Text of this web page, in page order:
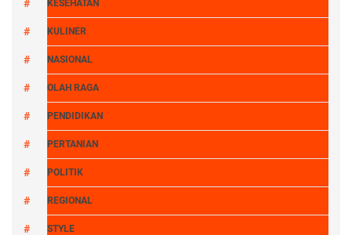
KESEHATAN
KULINER
NASIONAL
OLAH RAGA
PENDIDIKAN
PERTANIAN
POLITIK
REGIONAL
STYLE